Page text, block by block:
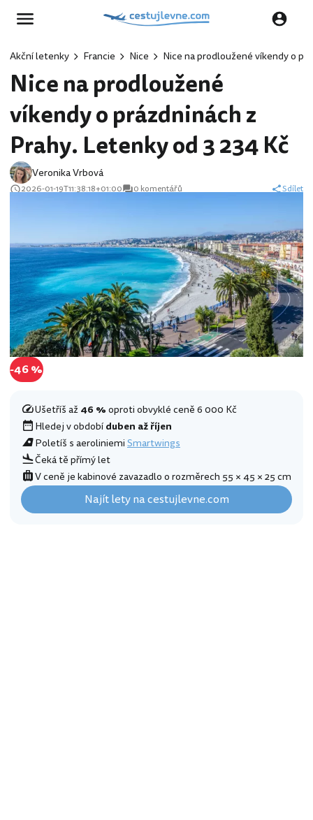
Akční letenky Francie Nice Nice na prodloužené víkendy o
Nice na prodloužené
víkendy o prázdninách z
Prahy. Letenky od 3 234 Kč
Veronika Vrbová
2026-01-19T11:38:18+01:00 0 komentářů Sdílet
-46 %
Ušetříš až46 %oproti obvyklé ceně 6 000 Kč
Hledej v obdobíduben až říjen
Poletíš s aeroliniemiSmartwings
Čeká tě přímý let
V ceně je kabinové zavazadlo o rozměrech 55 × 45 × 25 cm
Najít lety na cestujlevne.com